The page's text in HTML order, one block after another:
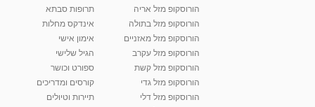
10:17
38.5k צפיות
01:37
יוסי שר - מתמחה בשיטת אלכסנדר וטאי צ'י
2,738 צפיות
רנה רז-גילו -טיפול אנרגטי ויעוץ רוחני - נומרולוגית
הורוסקופ מזל אריה
הורוסקופ מזל בתולה
הורוסקופ מזל מאזניים
הורוסקופ מזל עקרב
הורוסקופ מזל קשת
הורוסקופ מזל גדי
הורוסקופ מזל דלי
תרופות סבתא
אינדקס מחלות
אימון אישי
הגיל שלישי
ספורט וכושר
קורסים ומדריכים
תיירות וטיולים